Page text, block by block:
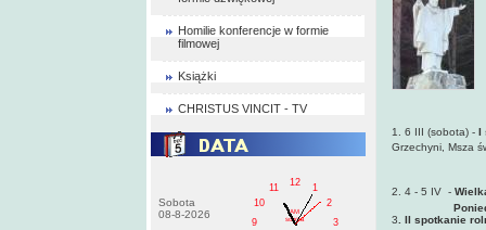
Homilie konferencje w formie
filmowej
Książki
CHRISTUS VINCIT - TV
Sobota
08-8-2026
1
2
3
9
10
11
12
AM
sobota
1. 6 III (sobota) - I
Grzechyni, Msza
2. 4 - 5 IV -
3 . II spotkanie